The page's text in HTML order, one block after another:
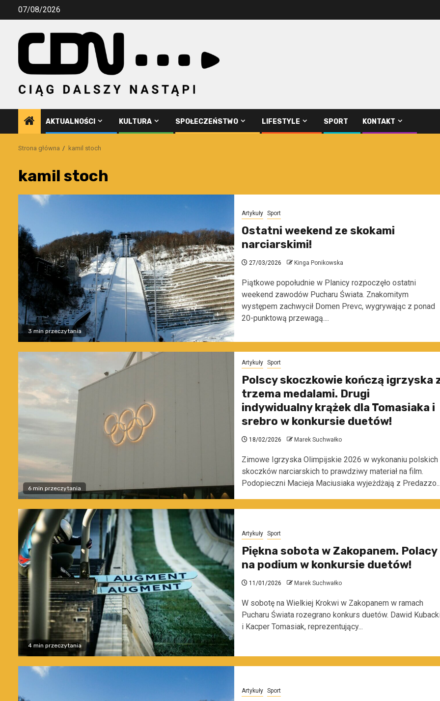
Przejdź07/08/2026
AKTUALNOŚCI KULTURA SPOŁECZEŃSTWO LIFESTYLE SPORT KONTAKT
Strona główna kamil stoch
kamil stoch
3 min przeczytania
Artykuły Sport
Ostatni weekend ze skokami
narciarskimi!
27/03/2026 Kinga Ponikowska
Piątkowe popołudnie w Planicy rozpoczęło ostatni
weekend zawodów Pucharu Świata. Znakomitym
występem zachwycił Domen Prevc, wygrywając z ponad
20-punktową przewagą....
6 min przeczytania
Artykuły Sport
Polscy skoczkowie kończą igrzyska
trzema medalami. Drugi
indywidualny krążek dla Tomasiaka i
srebro w konkursie duetów!
18/02/2026 Marek Suchwałko
Zimowe Igrzyska Olimpijskie 2026 w wykonaniu polskich
skoczków narciarskich to prawdziwy materiał na film.
Podopieczni Macieja Maciusiaka wyjeżdżają z
4 min przeczytania
Artykuły Sport
Piękna sobota w Zakopanem. Polacy
na podium w konkursie duetów!
11/01/2026 Marek Suchwałko
W sobotę na Wielkiej Krokwi w Zakopanem w ramach
Pucharu Świata rozegrano konkurs duetów. Dawid
i Kacper Tomasiak, reprezentujący...
Artykuły Sport